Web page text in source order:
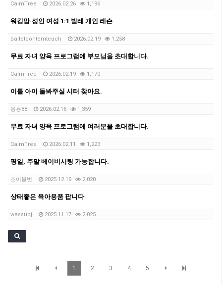
CalmTree 2026.02.26 1,196
워킹맘·성인 여성 1:1 발레 개인 레슨
balletcontemteach 2026.02.19 1,258
무료 자녀 양육 프로그램에 부모님을 초대합니다.
CalmTree 2026.02.19 1,170
이틀 아이 돌봐주실 시터 찾아요.
용용88 2026.02.16 1,359
무료 자녀 양육 프로그램에 여러분을 초대합니다.
CalmTree 2026.02.11 1,223
평일, 주말 베이비시팅 가능합니다.
조이블번 2025.12.19 2,020
상태좋은 육아용품 팝니다
wassupj 2025.11.17 2,025
1 2 3 4 5